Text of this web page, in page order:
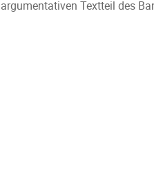
argumentativen Textteil des